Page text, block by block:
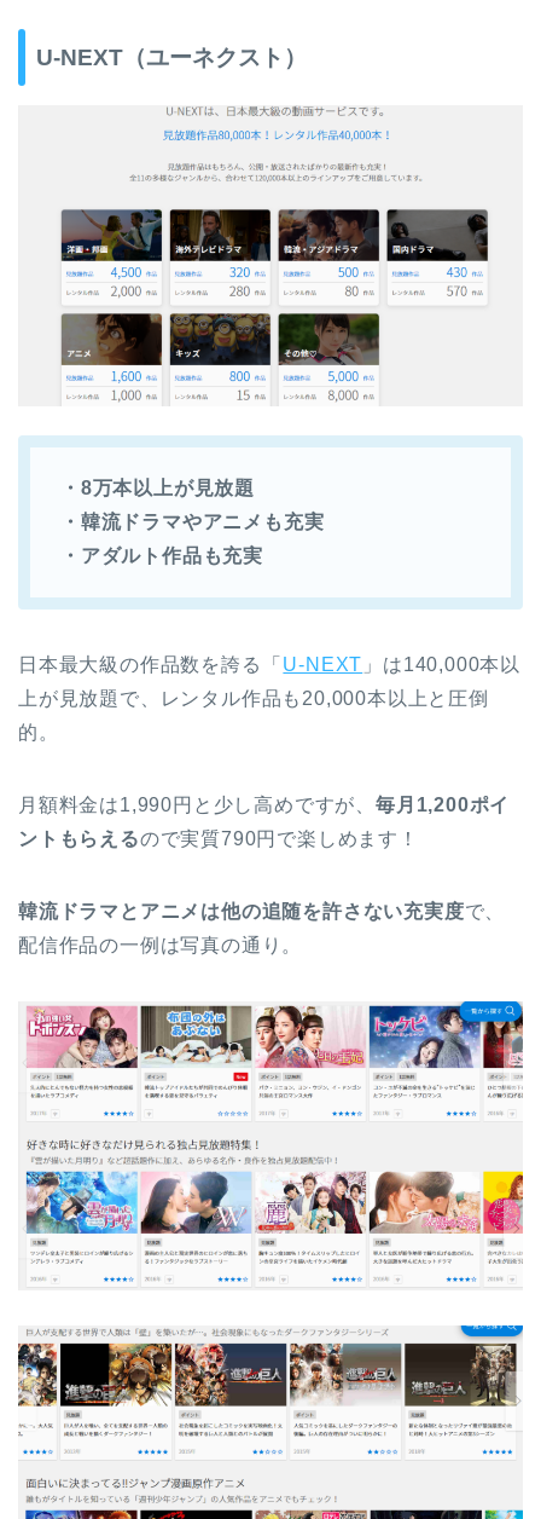
U-NEXT（ユーネクスト）
・8万本以上が見放題
・韓流ドラマやアニメも充実
・アダルト作品も充実
日本最大級の作品数を誇る「 U-NEXT 」は140,000本以
上が見放題で、レンタル作品も20,000本以上と圧倒
的。
月額料金は1,990円と少し高めですが、 毎月1,200ポイ
ントもらえるので実質790円で楽しめます！
韓流ドラマとアニメは他の追随を許さない充実度で、
配信作品の一例は写真の通り。